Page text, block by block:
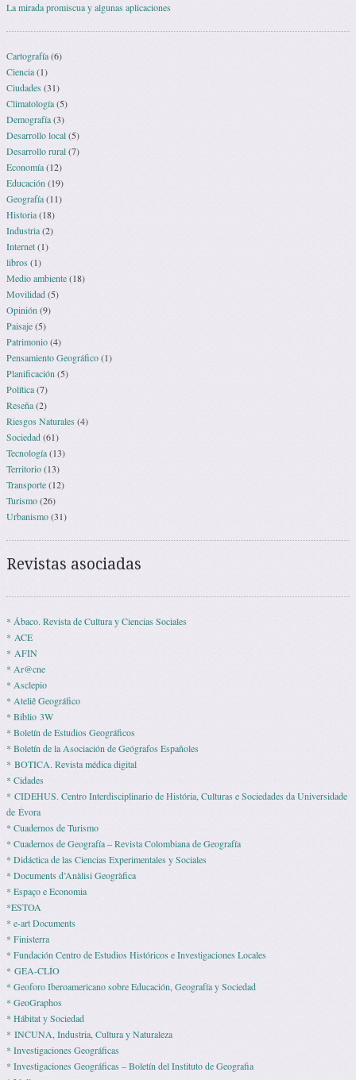
La mirada promiscua y algunas aplicaciones
Cartografía(6)
Ciencia(1)
Ciudades (31)
Climatología(5)
Demografía(3)
Desarrollo local(5)
Desarrollo rural(7)
Economía(12)
Educación (19)
Geografía(11)
Historia(18)
Industria(2)
Internet(1)
libros (1)
Medio ambiente(18)
Movilidad(5)
Opinión (9)
Paisaje(5)
Patrimonio(4)
Pensamiento Geográfico(1)
Planificación (5)
Política(7)
Reseña(2)
Riesgos Naturales (4)
Sociedad(61)
Tecnología(13)
Territorio(13)
Transporte(12)
Turismo(26)
Urbanismo(31)
Revistas asociadas
* Ábaco. Revista de Cultura y Ciencias Sociales
* ACE
* AFIN
* Ar@cne
* Asclepio
* Ateliê Geográfico
* Biblio 3W
* Boletín de Estudios Geográficos
* Boletín de la Asociación de Geógrafos Españoles
* BOTICA. Revista médica digital
* Cidades
* CIDEHUS. Centro Interdisciplinario de História, Culturas e Sociedades da Universidade
de Évora
* Cuadernos de Turismo
* Cuadernos de Geografía – Revista Colombiana de Geografía
* Didáctica de las Ciencias Experimentales y Sociales
* Documents d’Anàlisi Geogràfica
* Espaço e Economia
*ESTOA
* e-art Documents
* Finisterra
* Fundación Centro de Estudios Históricos e Investigaciones Locales
* GEA-CLÍO
* Geoforo Iberoamericano sobre Educación, Geografía y Sociedad
* GeoGraphos
* Hábitat y Sociedad
* INCUNA, Industria, Cultura y Naturaleza
* Investigaciones Geográficas
* Investigaciones Geográficas – Boletín del Instituto de Geografia